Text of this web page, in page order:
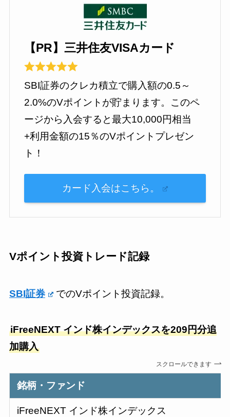
【PR】三井住友VISAカード
SBI証券のクレカ積立で購入額の0.5～
2.0%のVポイントが貯まります。このペ
ージから入会すると最大10,000円相当
+利用金額の15％のVポイントプレゼン
ト！
カード入会はこちら。
Vポイント投資トレード記録
SBI証券 でのVポイント投資記録。
iFreeNEXT インド株インデックスを209円分追
加購入
スクロールできます
銘柄・ファンド
iFreeNEXT インド株インデックス